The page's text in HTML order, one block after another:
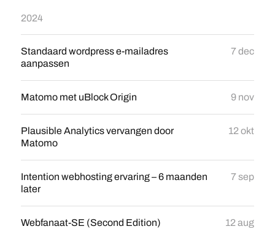
2024
Standaard wordpress e-mailadres
aanpassen
7 dec
Matomo met uBlock Origin 9 nov
Plausible Analytics vervangen door
Matomo
12 okt
Intention webhosting ervaring – 6 maanden
later
7 sep
Webfanaat-SE (Second Edition) 12 aug